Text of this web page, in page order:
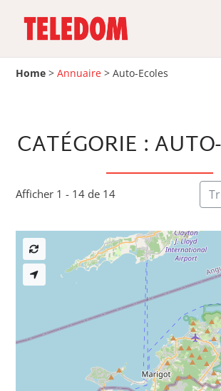
Home >Annuaire >Auto-Ecoles
CATÉGORIE :
Afficher 1 - 14 de 14